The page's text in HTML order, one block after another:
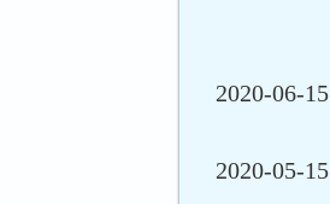
2020-06-15
2020-05-15